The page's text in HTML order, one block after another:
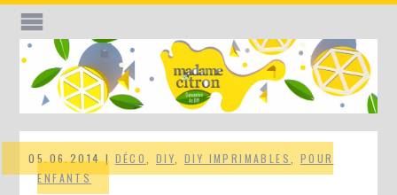
05.06.2014 | DÉCO ,DIY ,DIY IMPRIMABLES
POUR
ENFANTS